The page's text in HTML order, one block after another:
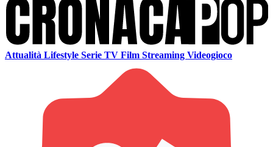
Attualità Lifestyle Serie TV Film Streaming Videogioco